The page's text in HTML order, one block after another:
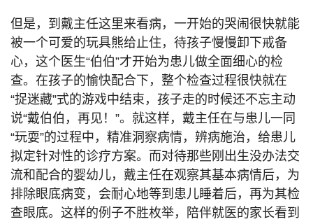
但是，到戴主任这里来看病，一开始的哭闹很快就能
被一个可爱的玩具熊给止住，待孩子慢慢卸下戒备
心，这个医生“伯伯”才开始为患儿做全面细心的检
查。在孩子的愉快配合下，整个检查过程很快就在
“捉迷藏”式的游戏中结束，孩子走的时候还不忘主动
说“戴伯伯，再见！”。就这样，戴主任在与患儿一同
“玩耍”的过程中，精准洞察病情，辨病施治，给患儿
拟定针对性的诊疗方案。而对待那些刚出生没办法交
流和配合的婴幼儿，戴主任在观察其基本病情后，为
排除眼底病变，会耐心地等到患儿睡着后，再为其检
查眼底。这样的例子不胜枚举，陪伴就医的家长看到